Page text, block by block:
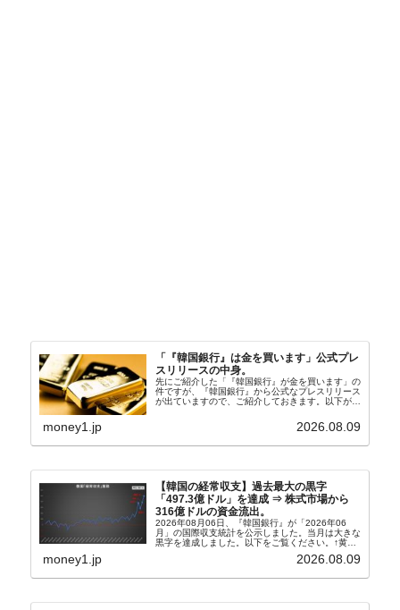
「『韓国銀行』は金を買います」公式プレ
スリリースの中身。
先にご紹介した「『韓国銀行』が金を買います」の
件ですが、『韓国銀行』から公式なプレスリリース
が出ていますので、ご紹介しておきます。以下が全
れ協力体制を構築□『韓国銀行』は、国内生産金の
money1.jp 2026.08.09
【韓国の経常収支】過去最大の黒字
「497.3億ドル」を達成 ⇒ 株式市場から
316億ドルの資金流出。
2026年08月06日、『韓国銀行』が「2026年06
月」の国際収支統計を公示しました。当月は大きな
黒字を達成しました。以下をご覧ください。↑黄色
の傾向ペンでフォーカスしているのが2026年06月
の経常収支です。2026年06月貿易収支：4...
money1.jp 2026.08.09